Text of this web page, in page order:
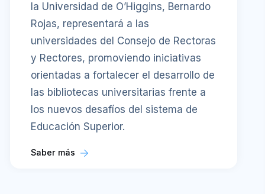
la Universidad de O’Higgins, Bernardo
Rojas, representará a las
universidades del Consejo de Rectoras
y Rectores, promoviendo iniciativas
orientadas a fortalecer el desarrollo de
las bibliotecas universitarias frente a
los nuevos desafíos del sistema de
Educación Superior.
Saber más